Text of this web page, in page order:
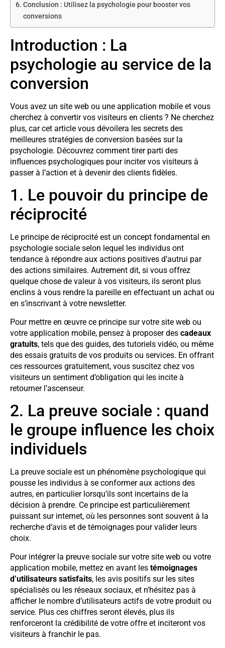
Conclusion : Utilisez la psychologie pour booster vos
conversions
Introduction : La
psychologie au service de la
conversion
Vous avez un site web ou une application mobile et vous
cherchez à convertir vos visiteurs en clients ? Ne cherchez
plus, car cet article vous dévoilera les secrets des
meilleures stratégies de conversion basées sur la
psychologie. Découvrez comment tirer parti des
influences psychologiques pour inciter vos visiteurs à
passer à l’action et à devenir des clients fidèles.
1. Le pouvoir du principe de
réciprocité
Le principe de réciprocité est un concept fondamental en
psychologie sociale selon lequel les individus ont
tendance à répondre aux actions positives d’autrui par
des actions similaires. Autrement dit, si vous offrez
quelque chose de valeur à vos visiteurs, ils seront plus
enclins à vous rendre la pareille en effectuant un achat ou
en s’inscrivant à votre newsletter.
Pour mettre en œuvre ce principe sur votre site web ou
votre application mobile, pensez à proposer des cadeaux
gratuits, tels que des guides, des tutoriels vidéo, ou même
des essais gratuits de vos produits ou services. En offrant
ces ressources gratuitement, vous suscitez chez vos
visiteurs un sentiment d’obligation qui les incite à
retourner l’ascenseur.
2. La preuve sociale : quand
le groupe influence les choix
individuels
La preuve sociale est un phénomène psychologique qui
pousse les individus à se conformer aux actions des
autres, en particulier lorsqu’ils sont incertains de la
décision à prendre. Ce principe est particulièrement
puissant sur internet, où les personnes sont souvent à la
recherche d’avis et de témoignages pour valider leurs
choix.
Pour intégrer la preuve sociale sur votre site web ou votre
application mobile, mettez en avant les témoignages
d’utilisateurs satisfaits, les avis positifs sur les sites
spécialisés ou les réseaux sociaux, et n’hésitez pas à
afficher le nombre d’utilisateurs actifs de votre produit ou
service. Plus ces chiffres seront élevés, plus ils
renforceront la crédibilité de votre offre et inciteront vos
visiteurs à franchir le pas.